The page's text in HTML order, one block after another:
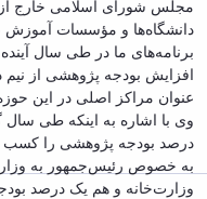
مجلس شورای اسلامی خارج از
دانشگاه‌ها و مؤسسات آموزش
برنامه‌های ما در طی سال
افزایش بودجه پژوهشی از نیم
عنوان مراکز اصلی در این
وی با اشاره به اینکه طی سال
درصد بودجه پژوهشی را کسب
به خصوص رئیس‌جمهور به
وزارت‌خانه و هم یک درصد